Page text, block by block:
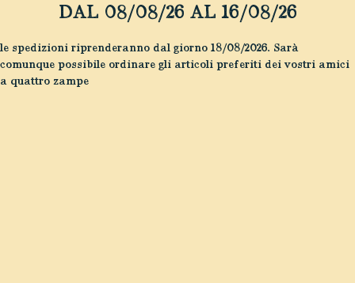
DAL 08/08/26 AL 16/08/26
le spedizioni riprenderanno dal giorno 18/08/2026. Sarà
comunque possibile ordinare gli articoli preferiti dei vostri amici
a quattro zampe